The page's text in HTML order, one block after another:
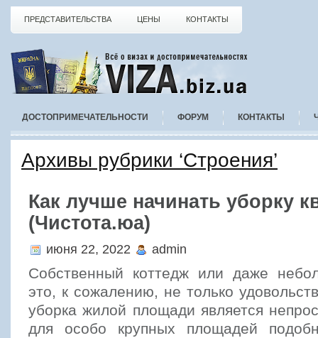
ПРЕДСТАВИТЕЛЬСТВА ЦЕНЫ КОНТАКТЫ
ДОСТОПРИМЕЧАТЕЛЬНОСТИ ФОРУМ КОНТАКТЫ
Архивы рубрики ‘Строения’
Как лучше начинать уборку
(Чистота.юа)
июня 22, 2022 admin
Собственный коттедж или даже
это, к сожалению, не только
уборка жилой площади является
для особо крупных площадей